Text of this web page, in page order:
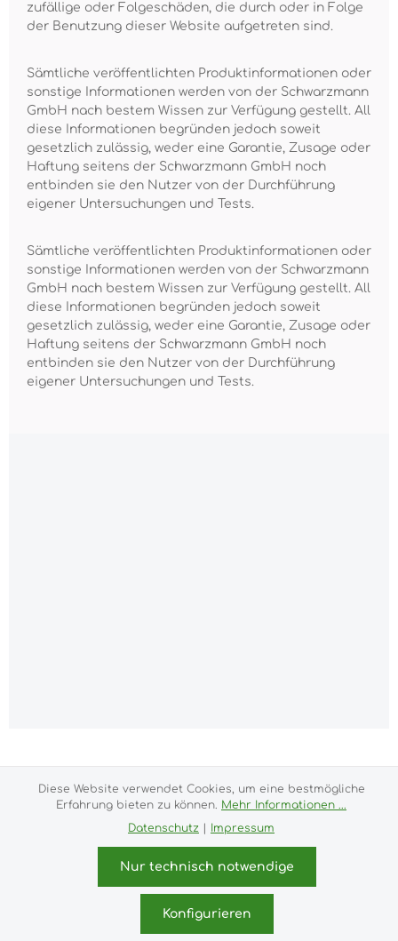
zufällige oder Folgeschäden, die durch oder in Folge
der Benutzung dieser Website aufgetreten sind.
Sämtliche veröffentlichten Produktinformationen oder
sonstige Informationen werden von der Schwarzmann
GmbH nach bestem Wissen zur Verfügung gestellt. All
diese Informationen begründen jedoch soweit
gesetzlich zulässig, weder eine Garantie, Zusage oder
Haftung seitens der Schwarzmann GmbH noch
entbinden sie den Nutzer von der Durchführung
eigener Untersuchungen und Tests.
Sämtliche veröffentlichten Produktinformationen oder
sonstige Informationen werden von der Schwarzmann
GmbH nach bestem Wissen zur Verfügung gestellt. All
diese Informationen begründen jedoch soweit
gesetzlich zulässig, weder eine Garantie, Zusage oder
Haftung seitens der Schwarzmann GmbH noch
entbinden sie den Nutzer von der Durchführung
eigener Untersuchungen und Tests.
nicht anders angegeben.
© 2026 purux.de - with byZenit Design
Versand- und Zahlungsbedingungen
Datenschutz & Cookies
Bildnachweis
Diese Website verwendet Cookies, um eine bestmögliche
Erfahrung bieten zu können. Mehr Informationen ...
Datenschutz
Impressum
Nur technisch notwendige
Konfigurieren